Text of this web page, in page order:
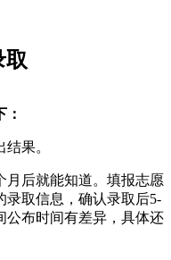
取
果。
月后就能知道。填报志愿
录取信息，确认录取后5-
公布时间有差异，具体还